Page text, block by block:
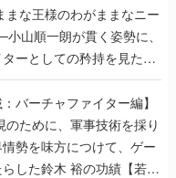
まな王様のわがままなニー
山順一朗が貫く姿勢に、
ーとしての矜持を見た
終回】
バーチャファイター編】
のために、軍事技術を採り
勢を味方につけて、ゲー
した鈴木 裕の功績【若ゲ